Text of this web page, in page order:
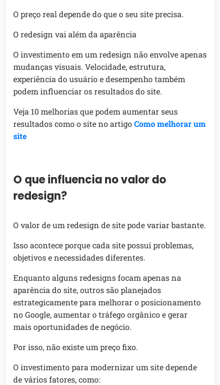
O preço real depende do que o seu site precisa.
O redesign vai além da aparência
O investimento em um redesign não envolve apenas
mudanças visuais. Velocidade, estrutura,
experiência do usuário e desempenho também
podem influenciar os resultados do site.
Veja 10 melhorias que podem aumentar seus
resultados como o site no artigoComo melhorar um
site
O que influencia no valor do
redesign?
O valor de um redesign de site pode variar bastante.
Isso acontece porque cada site possui problemas,
objetivos e necessidades diferentes.
Enquanto alguns redesigns focam apenas na
aparência do site, outros são planejados
estrategicamente para melhorar o posicionamento
no Google, aumentar o tráfego orgânico e gerar
mais oportunidades de negócio.
Por isso, não existe um preço fixo.
O investimento para modernizar um site depende
de vários fatores, como: